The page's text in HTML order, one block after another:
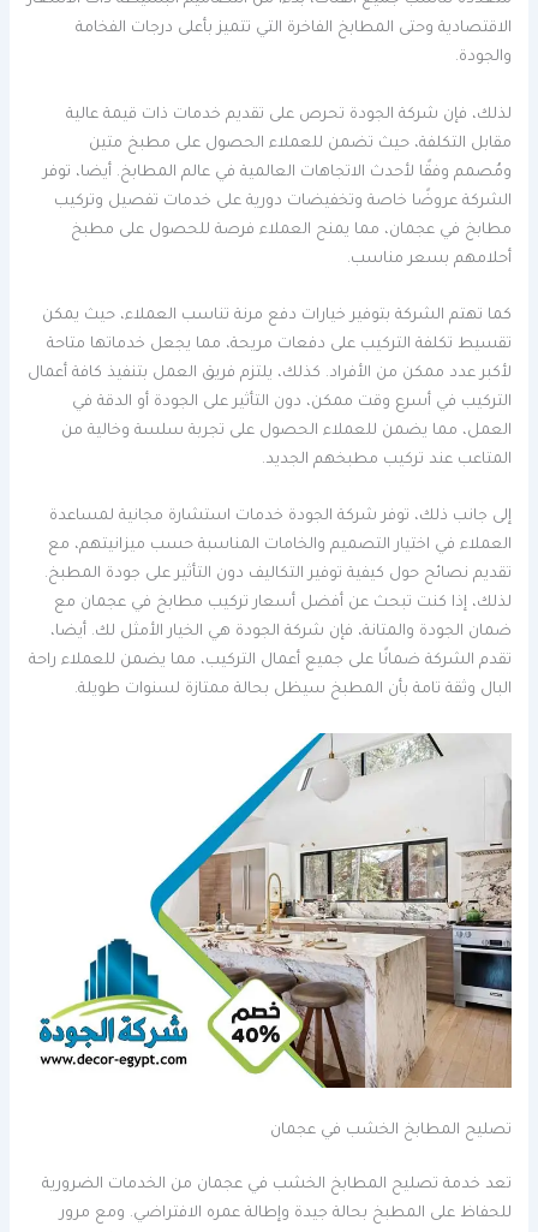
الاقتصادية وحتى المطابخ الفاخرة التي تتميز بأعلى درجات الفخامة
والجودة.
لذلك، فإن شركة الجودة تحرص على تقديم خدمات ذات قيمة عالية
مقابل التكلفة، حيث تضمن للعملاء الحصول على مطبخ متين
ومُصمم وفقًا لأحدث الاتجاهات العالمية في عالم المطابخ. أيضا، توفر
الشركة عروضًا خاصة وتخفيضات دورية على خدمات تفصيل وتركيب
مطابخ في عجمان، مما يمنح العملاء فرصة للحصول على مطبخ
أحلامهم بسعر مناسب.
كما تهتم الشركة بتوفير خيارات دفع مرنة تناسب العملاء، حيث يمكن
تقسيط تكلفة التركيب على دفعات مريحة، مما يجعل خدماتها متاحة
لأكبر عدد ممكن من الأفراد. كذلك، يلتزم فريق العمل بتنفيذ كافة أعمال
التركيب في أسرع وقت ممكن، دون التأثير على الجودة أو الدقة في
العمل، مما يضمن للعملاء الحصول على تجربة سلسة وخالية من
المتاعب عند تركيب مطبخهم الجديد.
إلى جانب ذلك، توفر شركة الجودة خدمات استشارة مجانية لمساعدة
العملاء في اختيار التصميم والخامات المناسبة حسب ميزانيتهم، مع
تقديم نصائح حول كيفية توفير التكاليف دون التأثير على جودة المطبخ.
لذلك، إذا كنت تبحث عن أفضل أسعار تركيب مطابخ في عجمان مع
ضمان الجودة والمتانة، فإن شركة الجودة هي الخيار الأمثل لك. أيضا،
تقدم الشركة ضمانًا على جميع أعمال التركيب، مما يضمن للعملاء راحة
البال وثقة تامة بأن المطبخ سيظل بحالة ممتازة لسنوات طويلة.
تصليح المطابخ الخشب في عجمان
تعد خدمة تصليح المطابخ الخشب في عجمان من الخدمات الضرورية
للحفاظ على المطبخ بحالة جيدة وإطالة عمره الافتراضي. ومع مرور